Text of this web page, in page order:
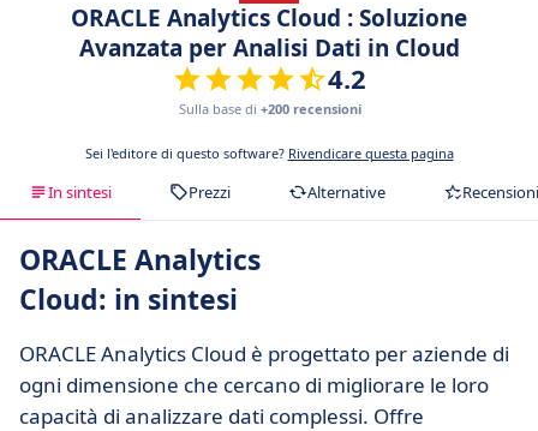
ORACLE Analytics Cloud : Soluzione
Avanzata per Analisi Dati in Cloud
4.2
Sulla base di +200 recensioni
Sei l'editore di questo software? Rivendicare questa pagina
In sintesi Prezzi Alternative Recensioni
ORACLE Analytics
Cloud: in sintesi
ORACLE Analytics Cloud è progettato per aziende di
ogni dimensione che cercano di migliorare le loro
capacità di analizzare dati complessi. Offre